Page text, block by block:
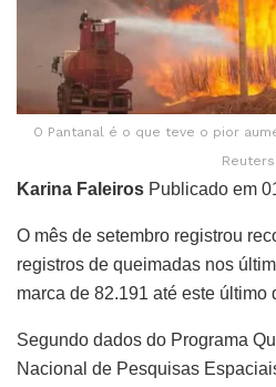
O Pantanal é o que teve o pior
Reuters
Karina Faleiros Publicado em
O mês de setembro registrou
registros de queimadas nos
marca de 82.191 até este último
Segundo dados do Programa
Nacional de Pesquisas